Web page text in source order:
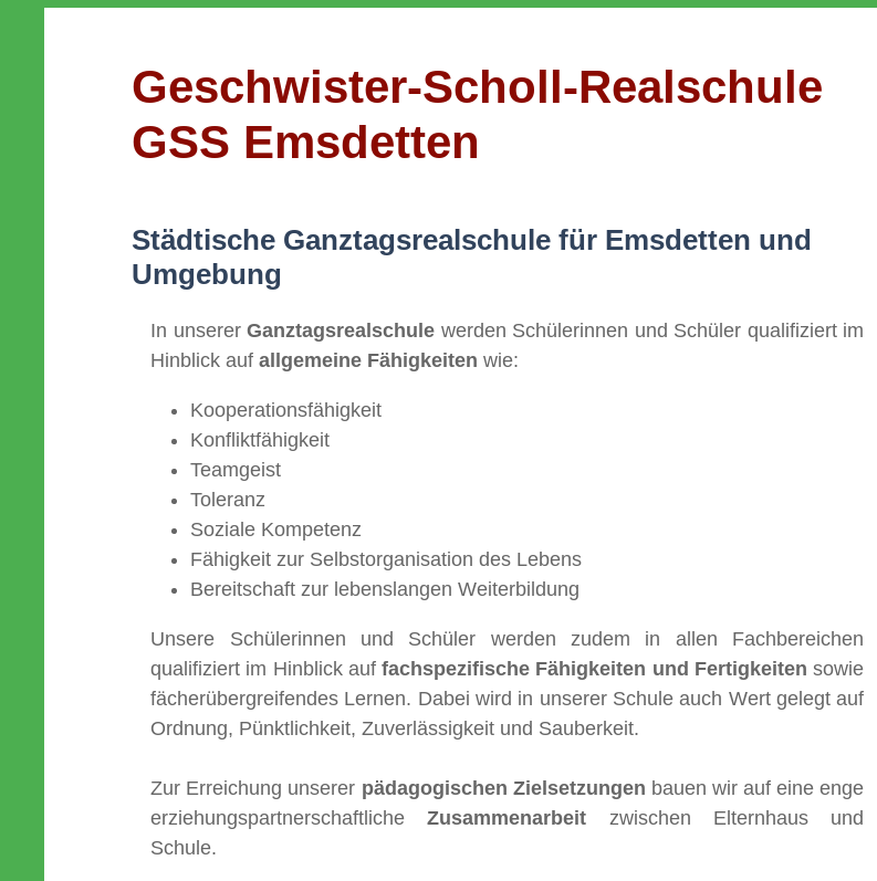
Geschwister-Scholl-Realschule
GSS Emsdetten
Städtische Ganztags­realschule für Emsdetten und
Umgebung
In unsererGanztagsrealschule werden Schülerinnen und Schüler qualifiziert im
Hinblick aufallgemeine Fähigkeiten wie:
Kooperations­fähigkeit
Konfliktfähigkeit
Teamgeist
Toleranz
Soziale Kompetenz
Fähigkeit zur Selbstorganisation des Lebens
Bereitschaft zur lebenslangen Weiterbildung
Unsere Schülerinnen und Schüler werden zudem in allen Fachbereichen
qualifiziert im Hinblick auffachspezifische Fähigkeiten und Fertigkeiten sowie
fächerübergreifendes Lernen. Dabei wird in unserer Schule auch Wert gelegt auf
Ordnung, Pünktlichkeit, Zuverlässigkeit und Sauberkeit.
Zur Erreichung unserer pädagogischen Zielsetzungen bauen wir auf eine enge
erziehungs­partnerschaftlicheZusammenarbeit zwischen Elternhaus und
Schule.